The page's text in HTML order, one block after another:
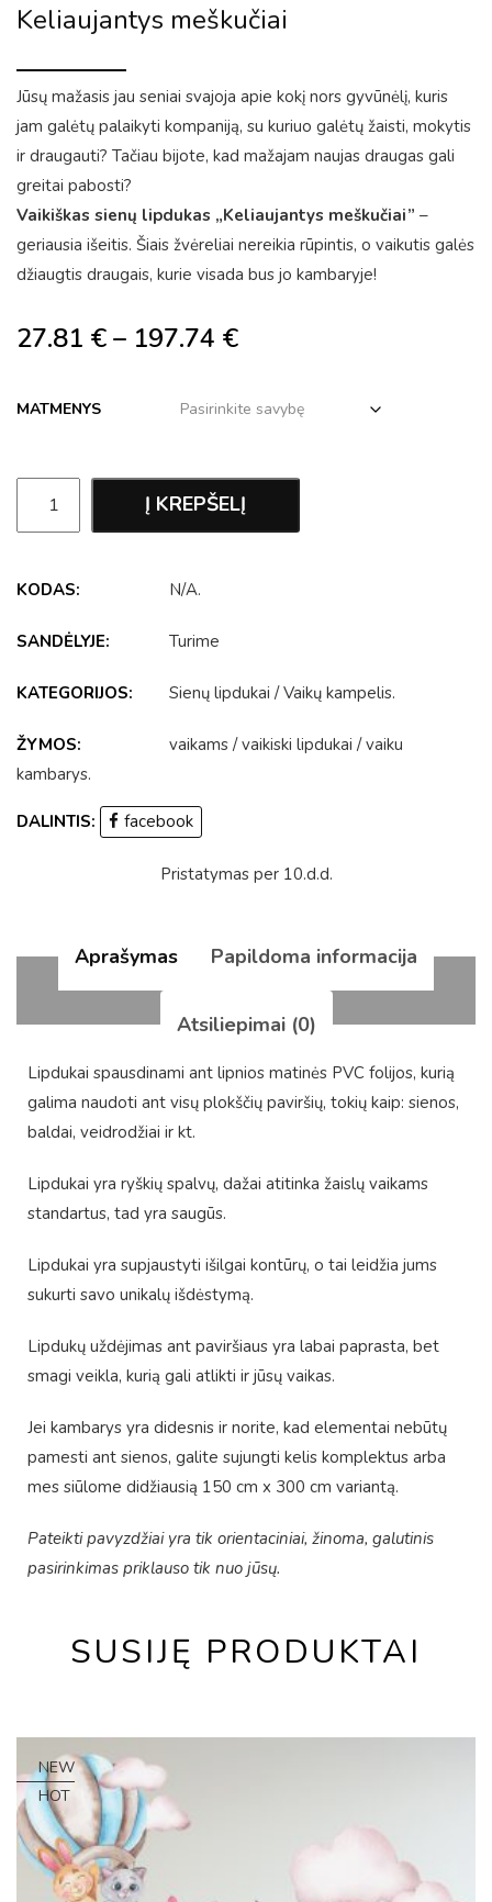
Keliaujantys meškučiai
Jūsų mažasis jau seniai svajoja apie kokį nors gyvūnėlį, kuris
jam galėtų palaikyti kompaniją, su kuriuo galėtų žaisti, mokytis
ir draugauti? Tačiau bijote, kad mažajam naujas draugas gali
greitai pabosti?
Vaikiškas sienų lipdukas „Keliaujantys meškučiai” –
geriausia išeitis. Šiais žvėreliai nereikia rūpintis, o vaikutis galės
džiaugtis draugais, kurie visada bus jo kambaryje!
27.81 €– 197.74 €
MATMENYS
Į KREPŠELĮ
KODAS: N/A.
SANDĖLYJE: Turime
KATEGORIJOS: Sienų lipdukai /Vaikų kampelis.
ŽYMOS: vaikams /vaikiski lipdukai /vaiku
kambarys.
DALINTIS: facebook
Pristatymas per 10.d.d.
Aprašymas Papildoma informacija
Atsiliepimai (0)
Lipdukai spausdinami ant lipnios matinės PVC folijos, kurią
galima naudoti ant visų plokščių paviršių, tokių kaip: sienos,
baldai, veidrodžiai ir kt.
Lipdukai yra ryškių spalvų, dažai atitinka žaislų vaikams
standartus, tad yra saugūs.
Lipdukai yra supjaustyti išilgai kontūrų, o tai leidžia jums
sukurti savo unikalų išdėstymą.
Lipdukų uždėjimas ant paviršiaus yra labai paprasta, bet
smagi veikla, kurią gali atlikti ir jūsų vaikas.
Jei kambarys yra didesnis ir norite, kad elementai nebūtų
pamesti ant sienos, galite sujungti kelis komplektus arba
mes siūlome didžiausią 150 cm x 300 cm variantą.
Pateikti pavyzdžiai yra tik orientaciniai, žinoma, galutinis
pasirinkimas priklauso tik nuo jūsų.
SUSIJĘ PRODUKTAI